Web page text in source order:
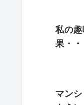
私の
果・・
マン